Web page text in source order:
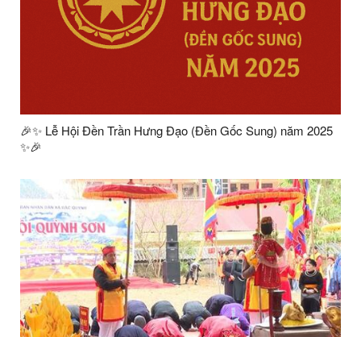
🎉✨ Lễ Hội Đền Trần Hưng Đạo (Đền Gốc Sung) năm 2025
✨🎉